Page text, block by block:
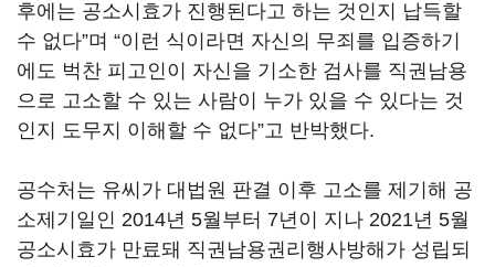
후에는 공소시효가 진행된다고 하는 것인지 납득할
수 없다”며 “이런 식이라면 자신의 무죄를 입증하기
에도 벅찬 피고인이 자신을 기소한 검사를 직권남용
으로 고소할 수 있는 사람이 누가 있을 수 있다는 것
인지 도무지 이해할 수 없다”고 반박했다.
공수처는 유씨가 대법원 판결 이후 고소를 제기해 공
소제기일인 2014년 5월부터 7년이 지나 2021년 5월
공소시효가 만료돼 직권남용권리행사방해가 성립되